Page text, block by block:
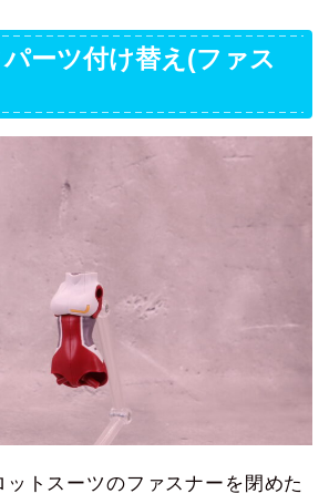
ーツ付け替え(ファス
ットスーツのファスナーを閉めた